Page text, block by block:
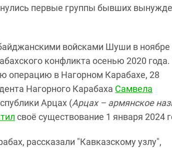
первые группы бывших
войсками Шуши в ноябре
конфликта осенью 2020 года.
операцию в Нагорном Карабахе, 28
Нагорного Карабаха Самвела
Арцах (Арцах – армянское
своё существование 1 января 2024
рассказали "Кавказскому узлу",